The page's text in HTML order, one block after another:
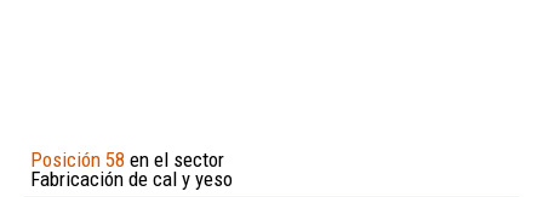
Posición 58 en el sector
Fabricación de cal y yeso